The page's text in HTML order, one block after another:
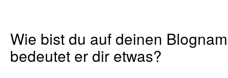
Wie bist du auf deinen
bedeutet er dir etwas?